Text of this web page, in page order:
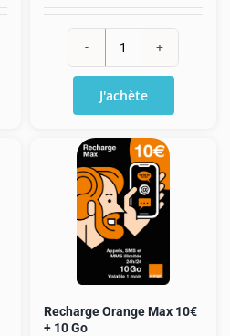
Recharge
Orange
classique
25€
+
8€
J'achète
Recharge Orange Max 10€
+ 10 Go